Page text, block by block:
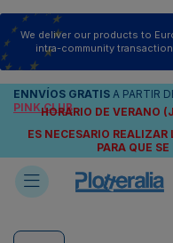
We deliver our products to
intra-community transaction
ENNVÍOS GRATIS A PARTIR
PINK CLUB
HORARIO DE VERANO
ES NECESARIO
PARA QUE